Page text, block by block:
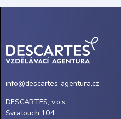
info@descartes-agentura.cz
DESCARTES, v.o.s.
Svratouch 104